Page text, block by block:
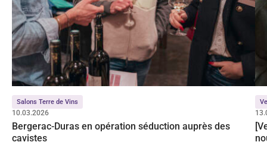
Salons Terre de Vins
10.03.2026
Bergerac-Duras en opération séduction auprès des
cavistes